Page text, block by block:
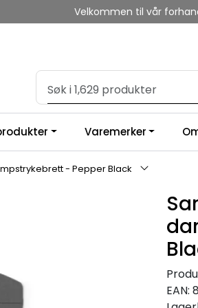
Velkommen til vår
Varemerker
- Pepper Black
EAN: